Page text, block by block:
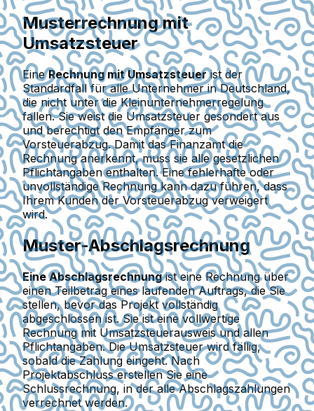
Musterrechnung mit
Umsatzsteuer
EineRechnung mit Umsatzsteuerist der
Standardfall für alle Unternehmer in Deutschland,
die nicht unter die Kleinunternehmerregelung
fallen. Sie weist die Umsatzsteuer gesondert aus
und berechtigt den Empfänger zum
Vorsteuerabzug. Damit das Finanzamt die
Rechnung anerkennt, muss sie alle gesetzlichen
Pflichtangaben enthalten. Eine fehlerhafte oder
unvollständige Rechnung kann dazu führen, dass
Ihrem Kunden der Vorsteuerabzug verweigert
wird.
Muster-Abschlagsrechnung
Eine Abschlagsrechnungist eine Rechnung über
einen Teilbetrag eines laufenden Auftrags, die Sie
stellen, bevor das Projekt vollständig
abgeschlossen ist. Sie ist eine vollwertige
Rechnung mit Umsatzsteuerausweis und allen
Pflichtangaben. Die Umsatzsteuer wird fällig,
sobald die Zahlung eingeht. Nach
Projektabschluss erstellen Sie eine
Schlussrechnung, in der alle Abschlagszahlungen
verrechnet werden.